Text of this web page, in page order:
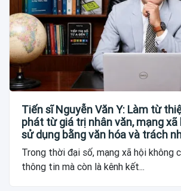
Tiến sĩ Nguyễn Văn Y: Làm từ
phát từ giá trị nhân văn, mạng
sử dụng bằng văn hóa và trách
Trong thời đại số, mạng xã hội không
thông tin mà còn là kênh kết...